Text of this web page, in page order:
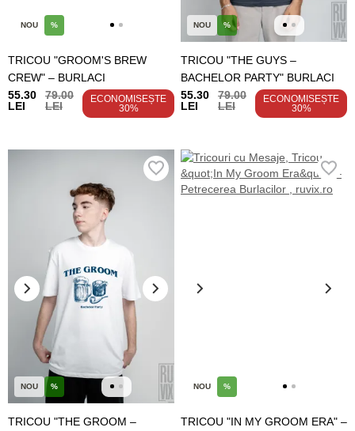
NOU %
TRICOU "GROOM'S BREW
CREW" – BURLACI
55.30
LEI
79.00
LEI
ECONOMISEȘTE
30%
NOU %
TRICOU "THE GUYS –
BACHELOR PARTY" BURLACI
55.30
LEI
79.00
LEI
ECONOMISEȘTE
30%
NOU %
TRICOU "THE GROOM –
NOU %
TRICOU "IN MY GROOM ERA" –